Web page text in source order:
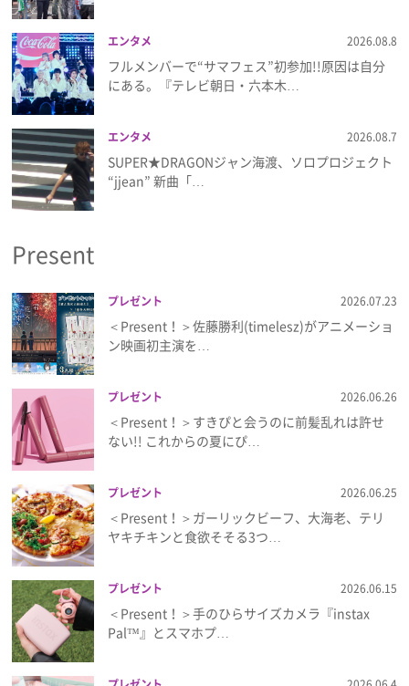
エンタメ 2026.08.8
フルメンバーで“サマフェス”初参加!!原因は自分
にある。『テレビ朝日・六本木…
エンタメ 2026.08.7
SUPER★DRAGONジャン海渡、ソロプロジェクト
“jjean” 新曲「…
Present
プレゼント 2026.07.23
＜Present！＞佐藤勝利(timelesz)がアニメーショ
ン映画初主演を…
プレゼント 2026.06.26
＜Present！＞すきぴと会うのに前髪乱れは許せ
ない!! これからの夏にぴ…
プレゼント 2026.06.25
＜Present！＞ガーリックビーフ、大海老、テリ
ヤキチキンと食欲そそる3つ…
プレゼント 2026.06.15
＜Present！＞手のひらサイズカメラ『instax
Pal™』とスマホプ…